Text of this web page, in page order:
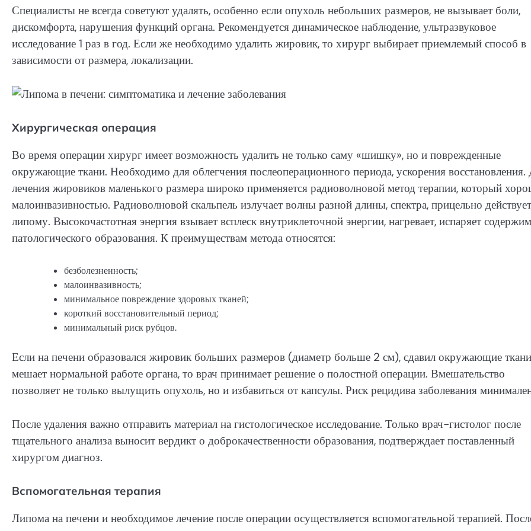
Специалисты не всегда советуют удалять, особенно если опухоль небольших размеров, не вызывает боли,
дискомфорта, нарушения функций органа. Рекомендуется динамическое наблюдение, ультразвуковое
исследование 1 раз в год. Если же необходимо удалить жировик, то хирург выбирает приемлемый способ в
зависимости от размера, локализации.
Хирургическая операция
Во время операции хирург имеет возможность удалить не только саму «шишку», но и поврежденные
окружающие ткани. Необходимо для облегчения послеоперационного периода, ускорения восстановления.
лечения жировиков маленького размера широко применяется радиоволновой метод терапии, который
малоинвазивностью. Радиоволновой скальпель излучает волны разной длины, спектра, прицельно
липому. Высокочастотная энергия взывает всплеск внутриклеточной энергии, нагревает, испаряет
патологического образования. К преимуществам метода относятся:
безболезненность;
малоинвазивность;
минимальное повреждение здоровых тканей;
короткий восстановительный период;
минимальный риск рубцов.
Если на печени образовался жировик больших размеров (диаметр больше 2 см), сдавил окружающие
мешает нормальной работе органа, то врач принимает решение о полостной операции. Вмешательство
позволяет не только вылущить опухоль, но и избавиться от капсулы. Риск рецидива заболевания
После удаления важно отправить материал на гистологическое исследование. Только врач-гистолог после
тщательного анализа выносит вердикт о доброкачественности образования, подтверждает поставленный
хирургом диагноз.
Вспомогательная терапия
Липома на печени и необходимое лечение после операции осуществляется вспомогательной терапией.